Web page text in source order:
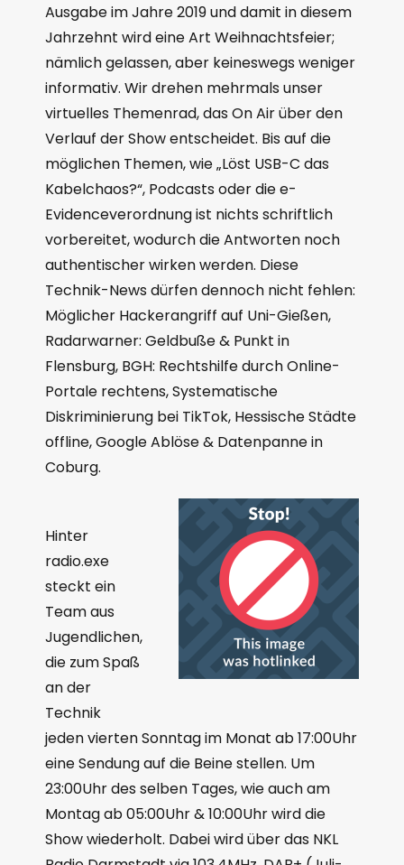
Ausgabe im Jahre 2019 und damit in diesem
Jahrzehnt wird eine Art Weihnachtsfeier;
nämlich gelassen, aber keineswegs weniger
informativ. Wir drehen mehrmals unser
virtuelles Themenrad, das On Air über den
Verlauf der Show entscheidet. Bis auf die
möglichen Themen, wie „Löst USB-C das
Kabelchaos?“, Podcasts oder die e-
Evidenceverordnung ist nichts schriftlich
vorbereitet, wodurch die Antworten noch
authentischer wirken werden. Diese
Technik-News dürfen dennoch nicht fehlen:
Möglicher Hackerangriff auf Uni-Gießen,
Radarwarner: Geldbuße & Punkt in
Flensburg, BGH: Rechtshilfe durch Online-
Portale rechtens, Systematische
Diskriminierung bei TikTok, Hessische Städte
offline, Google Ablöse & Datenpanne in
Coburg.
Hinter
radio.exe
steckt ein
Team aus
Jugendlichen,
die zum Spaß
an der
Technik
jeden vierten Sonntag im Monat ab 17:00Uhr
eine Sendung auf die Beine stellen. Um
23:00Uhr des selben Tages, wie auch am
Montag ab 05:00Uhr & 10:00Uhr wird die
Show wiederholt. Dabei wird über das NKL